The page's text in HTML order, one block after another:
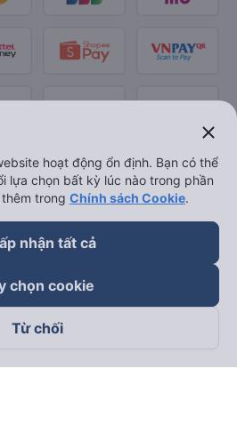
trên
close
hoạt động ổn định. Bạn có thể
lựa chọn bất kỳ lúc nào trong phần
trong Chính sách Cookie.
nhận tất cả
chọn cookie
Từ chối